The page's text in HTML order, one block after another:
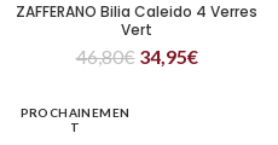
ZAFFERANO Bilia Caleido 4 Verres
Vert
46,80€ 34,95€
PROCHAINEMEN
T